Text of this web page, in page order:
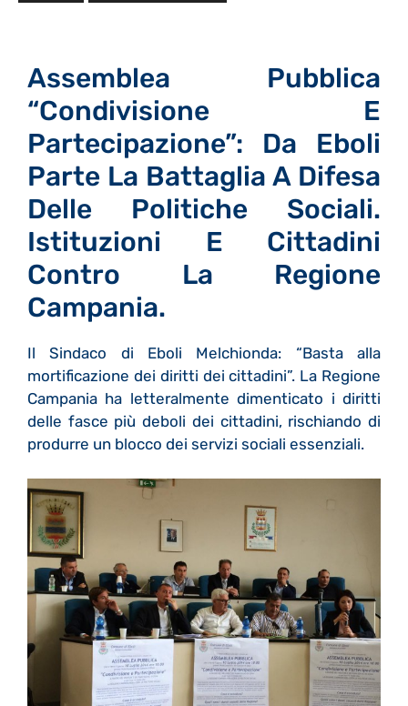
Assemblea Pubblica
“condivisione E
Partecipazione”: Da Eboli
Parte La Battaglia A Difesa
Delle Politiche Sociali.
Istituzioni E Cittadini
Contro La Regione
Campania.
Il Sindaco di Eboli Melchionda: “Basta alla
mortificazione dei diritti dei cittadini”. La Regione
Campania ha letteralmente dimenticato i diritti
delle fasce più deboli dei cittadini, rischiando di
produrre un blocco dei servizi sociali essenziali.